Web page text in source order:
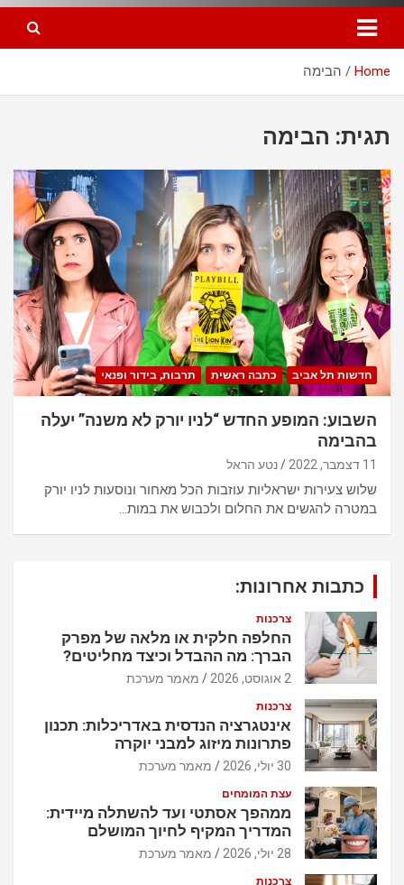
Home הבימה
תגית: הבימה
חדשות תל אביב כתבה ראשית תרבות, בידור ופנאי
השבוע: המופע החדש “לניו יורק לא משנה” יעלה
בהבימה
11 דצמבר, 2022 נטע הראל
שלוש צעירות ישראליות עוזבות הכל מאחור ונוסעות לניו יורק
במטרה להגשים את החלום ולכבוש את במות…
כתבות אחרונות:
צרכנות
החלפה חלקית או מלאה של מפרק
הברך: מה ההבדל וכיצד מחליטים?
2 אוגוסט, 2026 מאמר מערכת
צרכנות
אינטגרציה הנדסית באדריכלות: תכנון
פתרונות מיזוג למבני יוקרה
30 יולי, 2026 מאמר מערכת
עצת המומחים
ממהפך אסתטי ועד להשתלה מיידית:
המדריך המקיף לחיוך המושלם
28 יולי, 2026 מאמר מערכת
צרכנות